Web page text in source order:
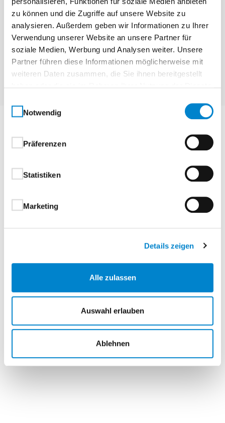
zu können und die Zugriffe auf unsere Website zu
analysieren. Außerdem geben wir Informationen zu Ihrer
Verwendung unserer Website an unsere Partner für
soziale Medien, Werbung und Analysen weiter. Unsere
Partner führen diese Informationen möglicherweise mit
weiteren Daten zusammen, die Sie ihnen bereitgestellt
Notwendig
Präferenzen
Statistiken
Marketing
Details zeigen
Alle zulassen
Auswahl erlauben
Ablehnen
mehr anzeigen
steinau Einfahrtstor-
Drehtor-Antrieb VersaMatic
Schiebetor-Antrieb LineaMatic
Eine Gefahrenanalyse nach EN 13241-1 ist
empfehlenswert.